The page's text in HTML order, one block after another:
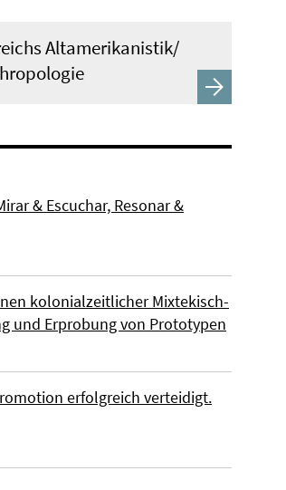
Altamerikanistik/
& Escuchar, Resonar &
kolonialzeitlicher Mixtekisch-
und Erprobung von Prototypen
erfolgreich verteidigt.